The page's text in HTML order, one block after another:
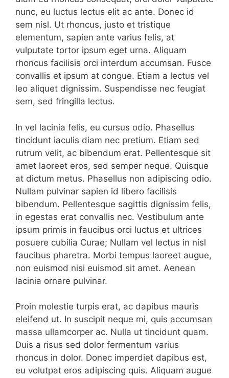
nunc, eu luctus lectus elit ac ante. Donec id
sem nisl. Ut rhoncus, justo et tristique
elementum, sapien ante varius felis, at
vulputate tortor ipsum eget urna. Aliquam
rhoncus facilisis orci interdum accumsan. Fusce
convallis et ipsum at congue. Etiam a lectus vel
leo aliquet dignissim. Suspendisse nec feugiat
sem, sed fringilla lectus.
In vel lacinia felis, eu cursus odio. Phasellus
tincidunt iaculis diam nec pretium. Etiam sed
rutrum velit, ac bibendum erat. Pellentesque sit
amet laoreet eros, sed semper neque. Quisque
at dictum metus. Phasellus non adipiscing odio.
Nullam pulvinar sapien id libero facilisis
bibendum. Pellentesque sagittis dignissim felis,
in egestas erat convallis nec. Vestibulum ante
ipsum primis in faucibus orci luctus et ultrices
posuere cubilia Curae; Nullam vel lectus in nisl
faucibus pharetra. Morbi tempus laoreet augue,
non euismod nisi euismod sit amet. Aenean
lacinia ornare pulvinar.
Proin molestie turpis erat, ac dapibus mauris
eleifend ut. In suscipit neque mi, quis accumsan
massa ullamcorper ac. Nulla ut tincidunt quam.
Duis a risus sed dolor fermentum varius
rhoncus in dolor. Donec imperdiet dapibus est,
eu volutpat eros adipiscing quis. Aliquam augue